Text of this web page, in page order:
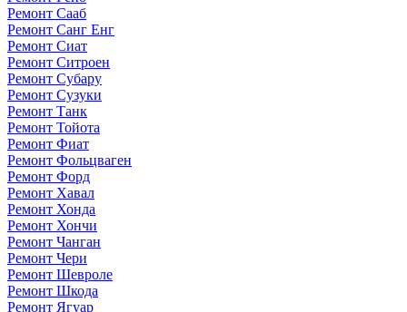
Ремонт Сааб
Ремонт Санг Енг
Ремонт Сиат
Ремонт Ситроен
Ремонт Субару
Ремонт Сузуки
Ремонт Танк
Ремонт Тойота
Ремонт Фиат
Ремонт Фольцваген
Ремонт Форд
Ремонт Хавал
Ремонт Хонда
Ремонт Хончи
Ремонт Чанган
Ремонт Чери
Ремонт Шевроле
Ремонт Шкода
Ремонт Ягуар